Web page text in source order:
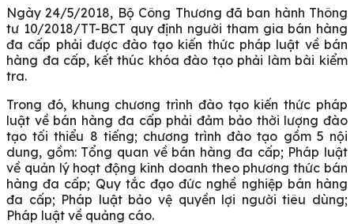
Ngày 24/5/2018, Bộ Công Thương đã ban hành Thông
tư 10/2018/TT-BCT quy định người tham gia bán hàng
đa cấp phải được đào tạo kiến thức pháp luật về bán
hàng đa cấp, kết thúc khóa đào tạo phải làm bài kiểm
tra.
Trong đó, khung chương trình đào tạo kiến thức pháp
luật về bán hàng đa cấp phải đảm bảo thời lượng đào
tạo tối thiểu 8 tiếng; chương trình đào tạo gồm 5 nội
dung, gồm: Tổng quan về bán hàng đa cấp; Pháp luật
về quản lý hoạt động kinh doanh theo phương thức bán
hàng đa cấp; Quy tắc đạo đức nghề nghiệp bán hàng
đa cấp; Pháp luật bảo vệ quyền lợi người tiêu dùng;
Pháp luật về quảng cáo.